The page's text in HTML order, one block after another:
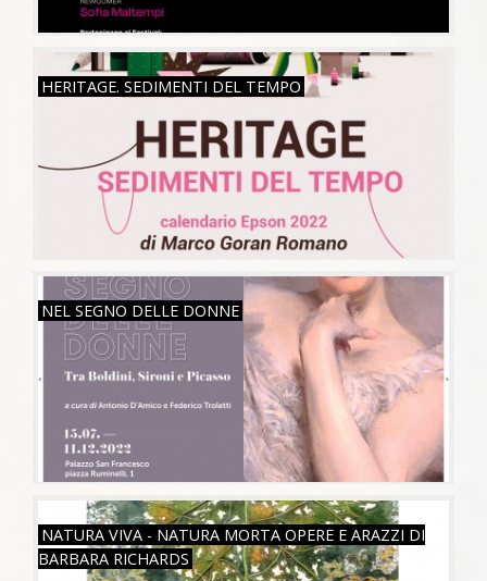
HERITAGE. SEDIMENTI DEL TEMPO
MAR, 26/07/2022
NEL SEGNO DELLE DONNE
VEN, 15/07/2022
NATURA VIVA - NATURA MORTA OPERE E ARAZZI DI
BARBARA RICHARDS
VEN, 01/07/2022